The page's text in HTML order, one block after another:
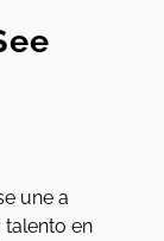
une a
talento en